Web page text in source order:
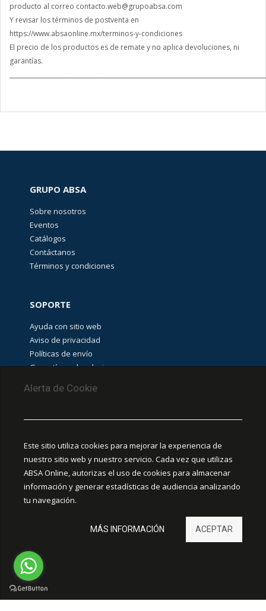
producto al correo contacto.web@grupoabsa.com
Y revisar los términos de postventa en
https://www.absaonline.mx/terminos-y-condiciones
El precio de los productos es de remate y no aplica devoluciones, ni
garantías.
Alerta de Cookie
Este sitio utiliza cookies para mejorar la experiencia de
nuestro sitio web y nuestro servicio. Cada vez que utilizas
ABSA Online, autorizas el uso de cookies para almacenar
información y generar estadísticas de audiencia analizando
tu navegación.
MÁS INFORMACIÓN ACEPTAR
GRUPO ABSA
Sobre nosotros
Eventos
Catálogos
Contáctanos
Términos y condiciones
SOPORTE
Ayuda con sitio web
Aviso de privacidad
Políticas de envío
Garantías y devoluciones
PUNTOS DE RECOLECCIÓN
CEDIS Guadalajara
Amapola #380, La Aurora, C.P. 44460 Guadalajara,
Jalisco, MX.
Chihuahua
León